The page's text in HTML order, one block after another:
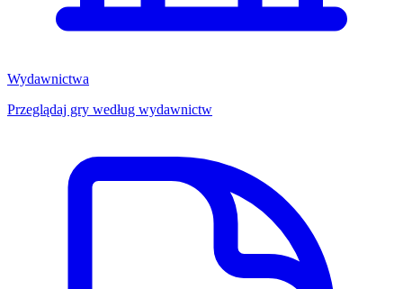
Wydawnictwa
Przeglądaj gry według wydawnictw